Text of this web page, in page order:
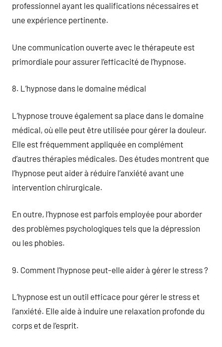
professionnel ayant les qualifications nécessaires et
une expérience pertinente.
Une communication ouverte avec le thérapeute est
primordiale pour assurer l’efficacité de l’hypnose.
8. L’hypnose dans le domaine médical
L’hypnose trouve également sa place dans le domaine
médical, où elle peut être utilisée pour gérer la douleur.
Elle est fréquemment appliquée en complément
d’autres thérapies médicales. Des études montrent que
l’hypnose peut aider à réduire l’anxiété avant une
intervention chirurgicale.
En outre, l’hypnose est parfois employée pour aborder
des problèmes psychologiques tels que la dépression
ou les phobies.
9. Comment l’hypnose peut-elle aider à gérer le stress ?
L’hypnose est un outil efficace pour gérer le stress et
l’anxiété. Elle aide à induire une relaxation profonde du
corps et de l’esprit.